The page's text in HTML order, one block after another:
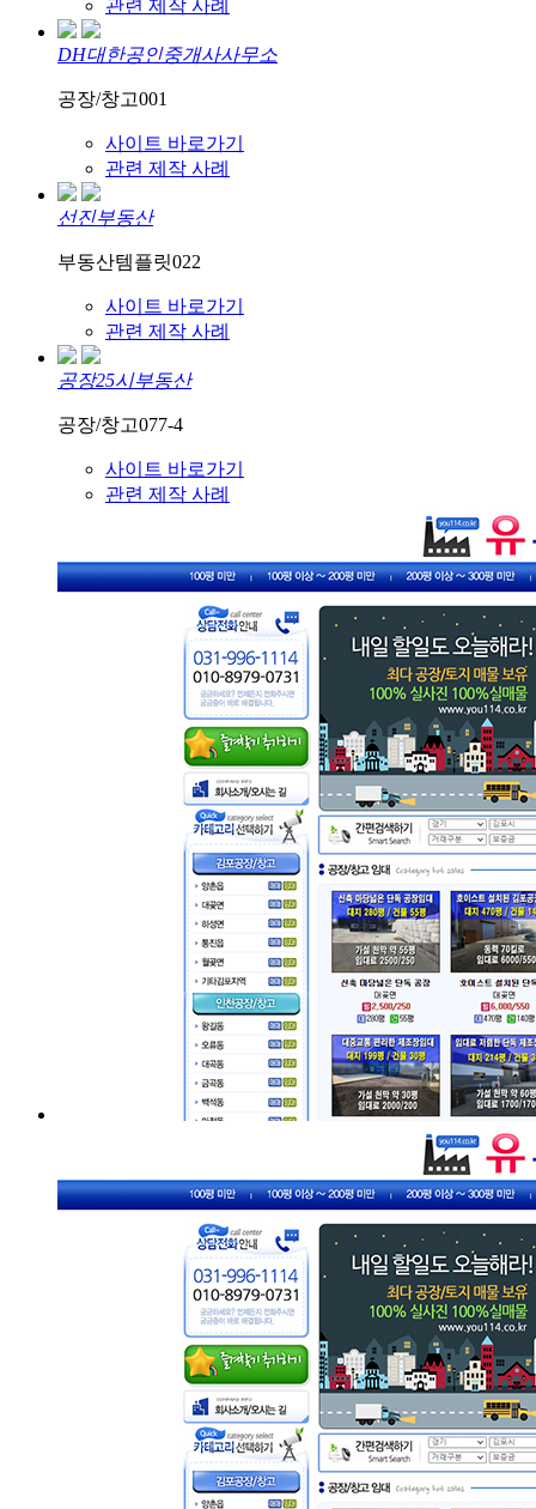
관련 제작 사례
DH대한공인중개사사무소
공장/창고001
사이트 바로가기
관련 제작 사례
선진부동산
부동산템플릿022
사이트 바로가기
관련 제작 사례
공장25시부동산
공장/창고077-4
사이트 바로가기
관련 제작 사례